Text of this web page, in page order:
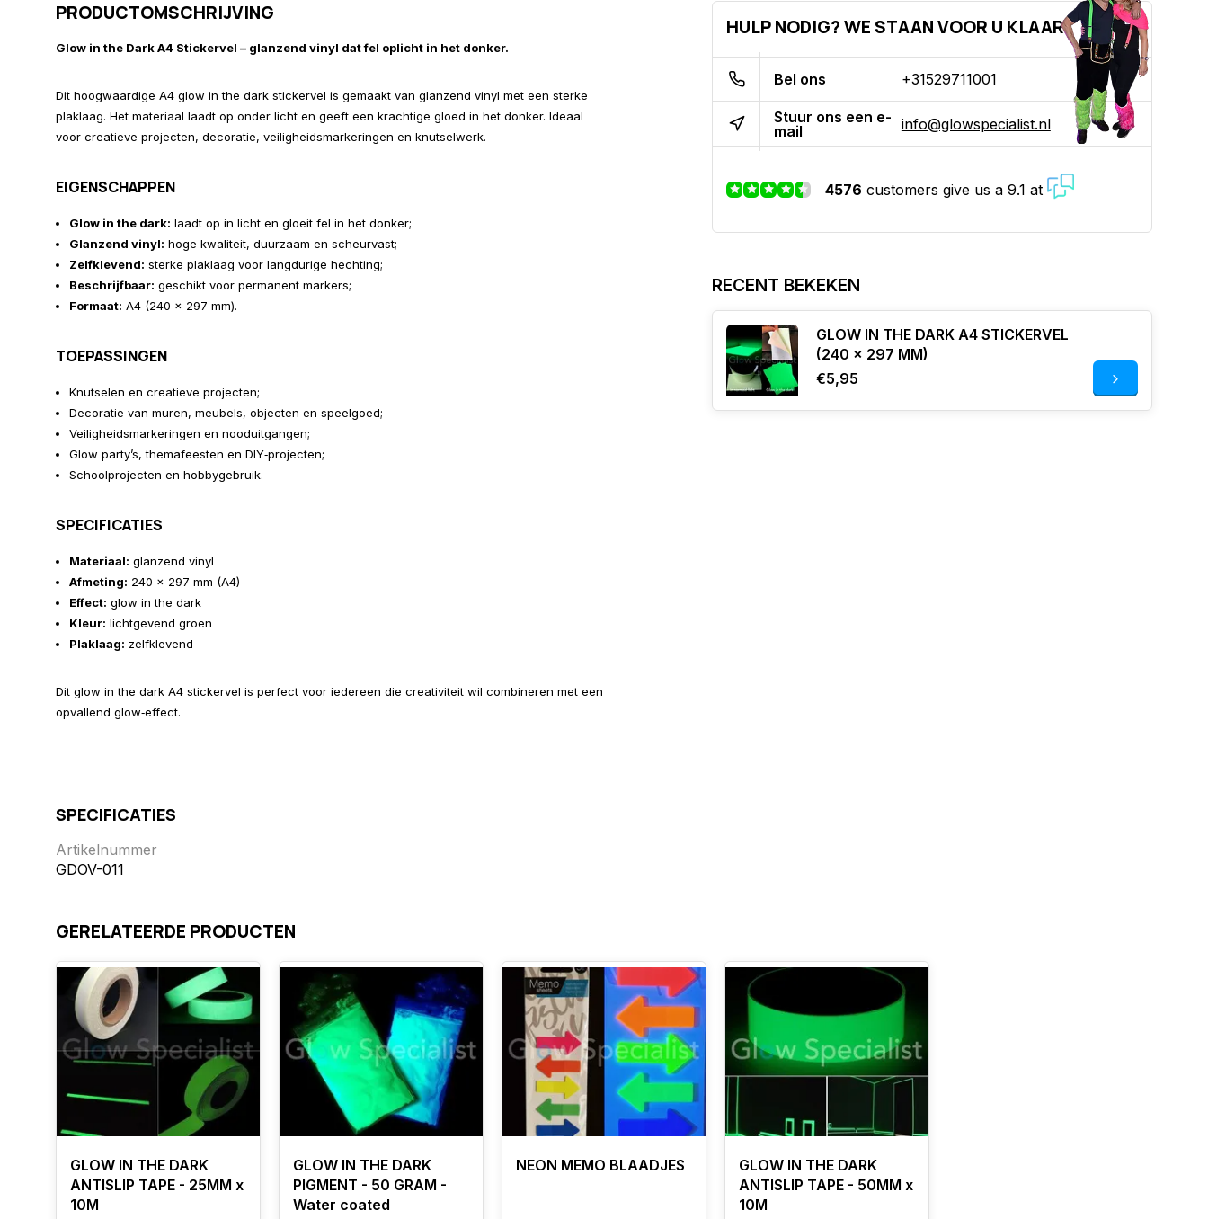
PRODUCTOMSCHRIJVING
Glow in the Dark A4 Stickervel – glanzend vinyl dat fel oplicht in het donker.
Dit hoogwaardige A4 glow in the dark stickervel is gemaakt van glanzend vinyl met een sterke
plaklaag. Het materiaal laadt op onder licht en geeft een krachtige gloed in het donker. Ideaal
voor creatieve projecten, decoratie, veiligheidsmarkeringen en knutselwerk.
EIGENSCHAPPEN
Glow in the dark: laadt op in licht en gloeit fel in het donker;
Glanzend vinyl: hoge kwaliteit, duurzaam en scheurvast;
Zelfklevend: sterke plaklaag voor langdurige hechting;
Beschrijfbaar: geschikt voor permanent markers;
Formaat: A4 (240 x 297 mm).
TOEPASSINGEN
Knutselen en creatieve projecten;
Decoratie van muren, meubels, objecten en speelgoed;
Veiligheidsmarkeringen en nooduitgangen;
Glow party’s, themafeesten en DIY‑projecten;
Schoolprojecten en hobbygebruik.
SPECIFICATIES
Materiaal: glanzend vinyl
Afmeting: 240 x 297 mm (A4)
Effect: glow in the dark
Kleur: lichtgevend groen
Plaklaag: zelfklevend
Dit glow in the dark A4 stickervel is perfect voor iedereen die creativiteit wil combineren met een
opvallend glow‑effect.
SPECIFICATIES
Artikelnummer
GDOV-011
HULP NODIG? WE STAAN VOOR U KLAAR!
Bel ons +31529711001
Stuur ons een e-
mail
info@glowspecialist.nl
4576 customers give us a 9.1 at
RECENT BEKEKEN
GLOW IN THE DARK A4 STICKERVEL
(240 x 297 MM)
€5,95
GERELATEERDE PRODUCTEN
GLOW IN THE DARK
ANTISLIP TAPE - 25MM x
10M
GLOW IN THE DARK
PIGMENT - 50 GRAM -
Water coated
NEON MEMO BLAADJES
GLOW IN THE DARK
ANTISLIP TAPE - 50MM x
10M